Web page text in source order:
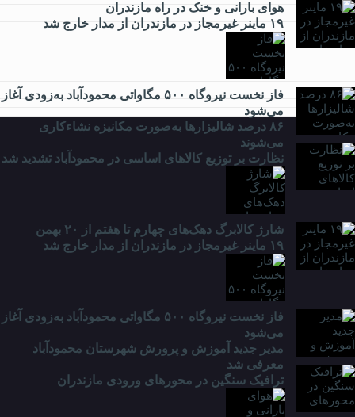
هوای بارانی و خنک در راه مازندران
۱۹ ماینر غیرمجاز در مازندران از مدار خارج شد
فاز نخست نیروگاه ۵۰۰ مگاواتی محمودآباد به‌زودی آغاز
می‌شود
۸۶ درصد شالیزارها به‌صورت مکانیزه نشاءکاری
می‌شوند
نظارت بر توزیع کالا‌های اساسی در محمودآباد تشدید شد
شارژ کالابرگ دهک‌های چهارم تا هفتم از ۲۰ بهمن
۱۹ ماینر غیرمجاز در مازندران از مدار خارج شد
فاز نخست نیروگاه ۵۰۰ مگاواتی محمودآباد به‌زودی آغاز
می‌شود
مدیر جدید آموزش و پرورش شهرستان محمودآباد
معرفی شد
ترافیک سنگین در محور‌های ورودی مازندران
ورزشی